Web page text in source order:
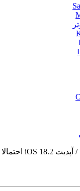
/ آپدیت iOS 18.2 احتمالا زودتر از انتظار منتشر خواهد شد